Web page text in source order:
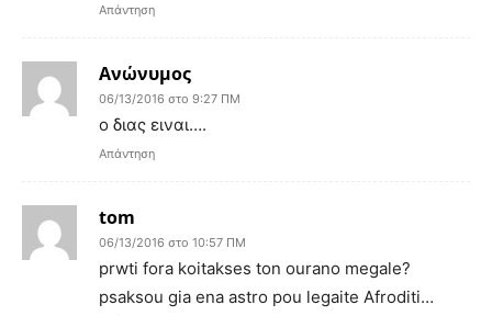
Απάντηση
Ανώνυμος
06/13/2016 στο 9:27 ΠΜ
ο διας ειναι….
Απάντηση
tom
06/13/2016 στο 10:57 ΠΜ
prwti fora koitakses ton ourano megale?
psaksou gia ena astro pou legaite Afroditi…